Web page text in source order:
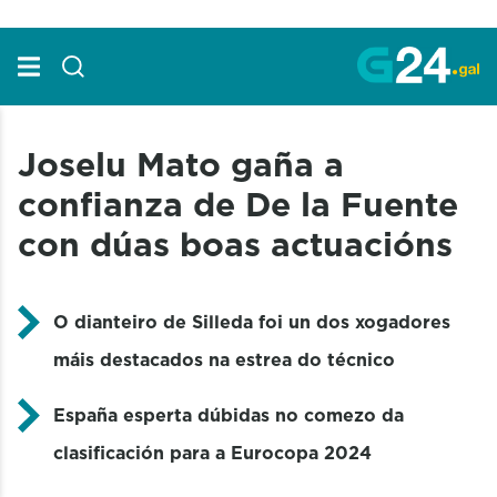
Joselu Mato gaña a
confianza de De la Fuente
con dúas boas actuacións
O dianteiro de Silleda foi un dos xogadores
máis destacados na estrea do técnico
España esperta dúbidas no comezo da
clasificación para a Eurocopa 2024